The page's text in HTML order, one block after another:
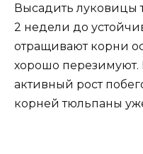
Высадить луковицы
2 недели до
отращивают корни
хорошо перезимуют.
активный рост
корней тюльпаны